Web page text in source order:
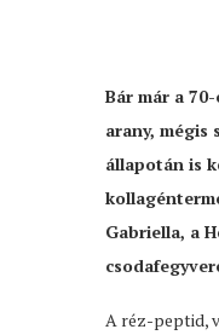
Bár már a
arany, mégis
állapotán is
Gabriella, a
A réz-peptid,